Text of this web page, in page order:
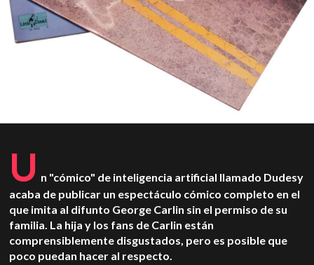
U n "cómico" de inteligencia artificial llamado Dudesy
acaba de publicar un espectáculo cómico completo en el
que imita al difunto George Carlin sin el permiso de su
familia. La hija y los fans de Carlin están
comprensiblemente disgustados, pero es posible que
poco puedan hacer al respecto.